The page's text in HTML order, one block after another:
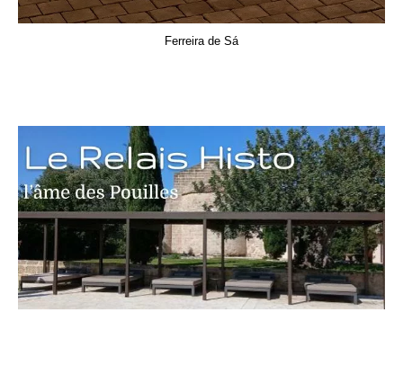
Ferreira de Sá